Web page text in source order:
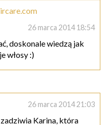
26 marca 2014 18:54
doskonale wiedzą jak
włosy :)
26 marca 2014 21:03
Karina, która